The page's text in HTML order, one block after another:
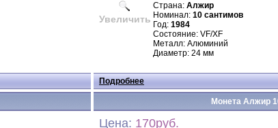
Увеличить
Страна: Алжир
Номинал: 10 сантимов
Год: 1984
Состояние: VF/XF
Металл: Алюминий
Диаметр: 24 мм
Подробнее
Монета Алжир
Цена: 170руб.